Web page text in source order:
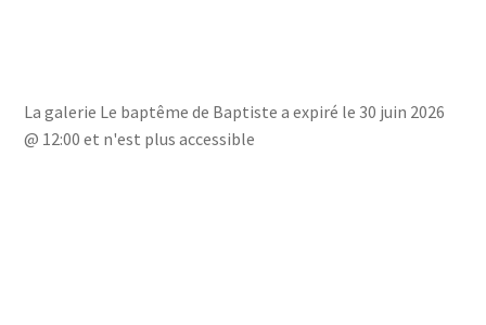
La galerie Le baptême de Baptiste a expiré le 30 juin 2026
@ 12:00 et n'est plus accessible